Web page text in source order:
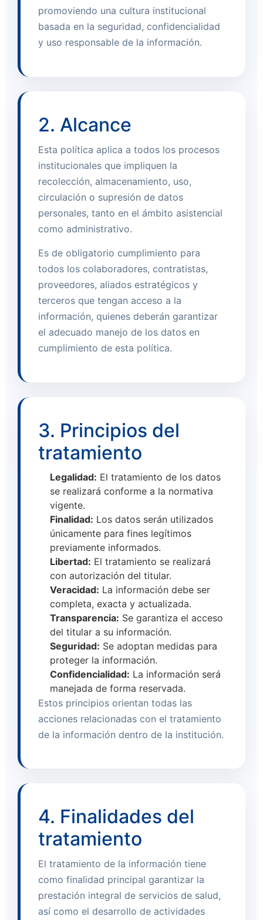
promoviendo una cultura institucional
basada en la seguridad, confidencialidad
y uso responsable de la información.
2. Alcance
Esta política aplica a todos los procesos
institucionales que impliquen la
recolección, almacenamiento, uso,
circulación o supresión de datos
personales, tanto en el ámbito asistencial
como administrativo.
Es de obligatorio cumplimiento para
todos los colaboradores, contratistas,
proveedores, aliados estratégicos y
terceros que tengan acceso a la
información, quienes deberán garantizar
el adecuado manejo de los datos en
cumplimiento de esta política.
3. Principios del
tratamiento
Legalidad: El tratamiento de los datos
se realizará conforme a la normativa
vigente.
Finalidad: Los datos serán utilizados
únicamente para fines legítimos
previamente informados.
Libertad: El tratamiento se realizará
con autorización del titular.
Veracidad: La información debe ser
completa, exacta y actualizada.
Transparencia: Se garantiza el acceso
del titular a su información.
Seguridad: Se adoptan medidas para
proteger la información.
Confidencialidad: La información será
manejada de forma reservada.
Estos principios orientan todas las
acciones relacionadas con el tratamiento
de la información dentro de la institución.
4. Finalidades del
tratamiento
El tratamiento de la información tiene
como finalidad principal garantizar la
prestación integral de servicios de salud,
así como el desarrollo de actividades